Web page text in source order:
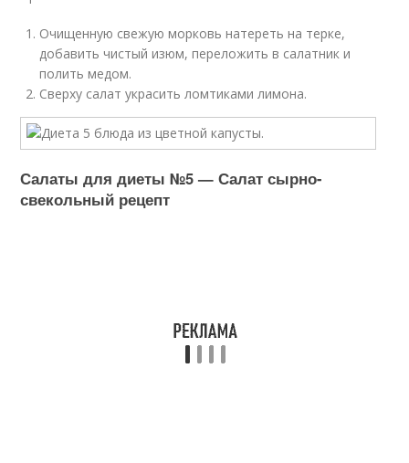
Очищенную свежую морковь натереть на терке,
добавить чистый изюм, переложить в салатник и
полить медом.
Сверху салат украсить ломтиками лимона.
Салаты для диеты №5 — Салат сырно-
свекольный рецепт